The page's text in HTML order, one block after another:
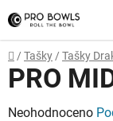
na
obsah
Domů
/ Tašky / Tašky
PRO
Průměrné
Neohodnoceno